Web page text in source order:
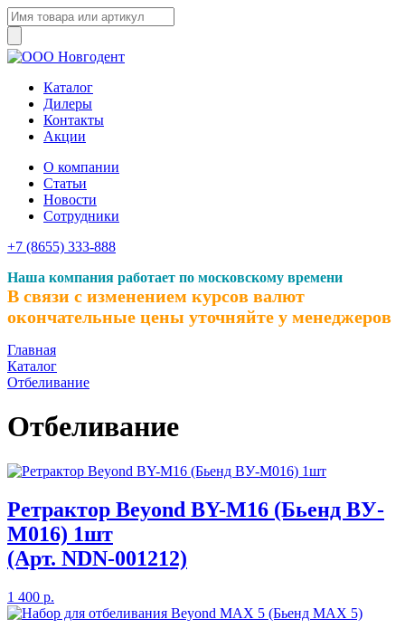
Каталог
Дилеры
Контакты
Акции
О компании
Статьи
Новости
Сотрудники
+7 (8655) 333-888
Наша компания работает по московскому времени
В связи с изменением курсов валют
окончательные цены уточняйте у менеджеров
Главная
Каталог
Отбеливание
Отбеливание
Ретрактор Beyond BY-M16 (Бьенд BУ-
M016) 1шт
(Арт. NDN-001212)
1 400 р.